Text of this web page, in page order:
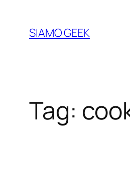
contenuto
SIAMO GEEK
Tag: